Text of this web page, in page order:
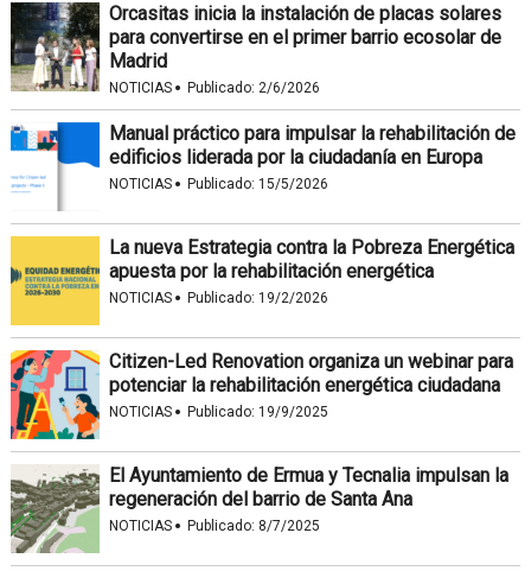
Orcasitas inicia la instalación de placas solares
para convertirse en el primer barrio ecosolar de
Madrid
NOTICIAS · Publicado: 2/6/2026
Manual práctico para impulsar la rehabilitación de
edificios liderada por la ciudadanía en Europa
NOTICIAS · Publicado: 15/5/2026
La nueva Estrategia contra la Pobreza Energética
apuesta por la rehabilitación energética
NOTICIAS · Publicado: 19/2/2026
Citizen-Led Renovation organiza un webinar para
potenciar la rehabilitación energética ciudadana
NOTICIAS · Publicado: 19/9/2025
El Ayuntamiento de Ermua y Tecnalia impulsan la
regeneración del barrio de Santa Ana
NOTICIAS · Publicado: 8/7/2025